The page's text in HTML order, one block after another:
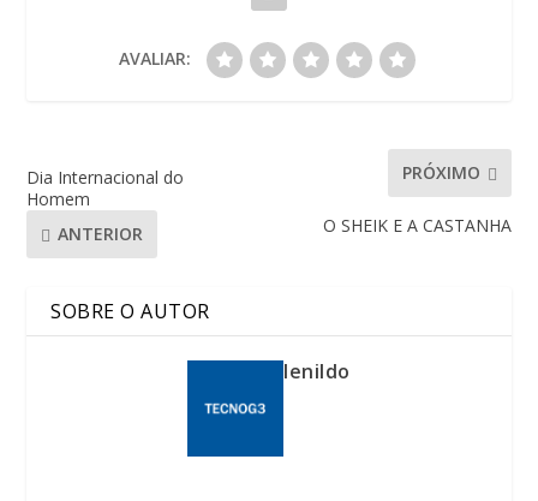
AVALIAR:
Dia Internacional do
Homem
ANTERIOR
PRÓXIMO
O SHEIK E A CASTANHA
SOBRE O AUTOR
lenildo